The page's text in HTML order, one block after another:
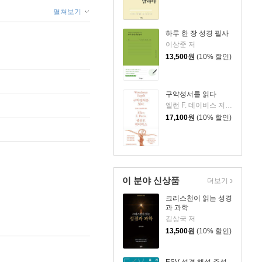
하루 한 장 성경 필사
이상준 저
13,500원 (10% 할인)
구약성서를 읽다
엘런 F. 데이비스 저/손승우 역
17,100원 (10% 할인)
이 분야 신상품
크리스천이 읽는 성경
과 과학
김상국 저
13,500원 (10% 할인)
더보기
펼쳐보기